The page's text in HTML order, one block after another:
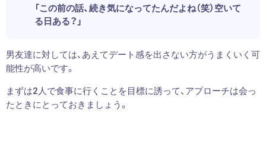
「この前の話、続き気になってたんだよね（笑）空いて
る日ある？」
男友達に対しては、あえてデート感を出さない方がうまくいく可
能性が高いです。
まずは2人で食事に行くことを目標に誘って、アプローチは会っ
たときにとっておきましょう。